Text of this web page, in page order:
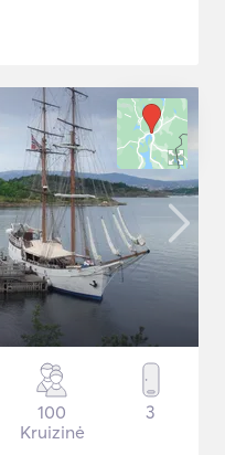
100
Kruizinė
3